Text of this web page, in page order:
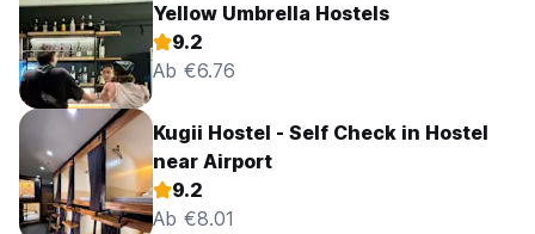
Yellow Umbrella Hostels
9.2
Ab €6.76
Kugii Hostel - Self Check in Hostel
near Airport
9.2
Ab €8.01